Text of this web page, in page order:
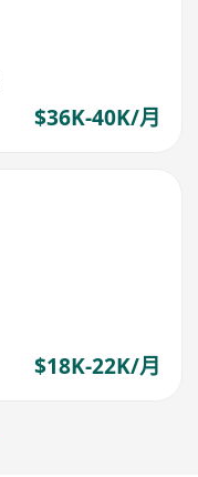
$36K-40K/月
$18K-22K/月